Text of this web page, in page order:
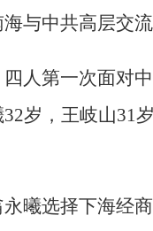
与中共高层交
人第一次面对
岁，王岐山31
曦选择下海经